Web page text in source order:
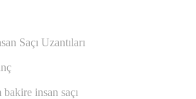
Saçı Uzantıları
bakire insan saçı